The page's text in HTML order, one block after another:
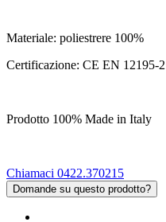
Materiale: poliestrere 100%
Certificazione: CE EN 12195-2
Prodotto 100% Made in Italy
Chiamaci 0422.370215
Domande su questo prodotto?